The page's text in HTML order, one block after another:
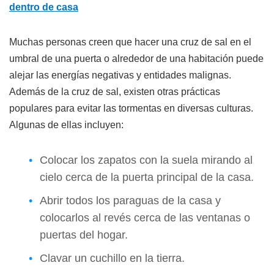
dentro de casa
Muchas personas creen que hacer una cruz de sal en el
umbral de una puerta o alrededor de una habitación puede
alejar las energías negativas y entidades malignas.
Además de la cruz de sal, existen otras prácticas
populares para evitar las tormentas en diversas culturas.
Algunas de ellas incluyen:
Colocar los zapatos con la suela mirando al
cielo cerca de la puerta principal de la casa.
Abrir todos los paraguas de la casa y
colocarlos al revés cerca de las ventanas o
puertas del hogar.
Clavar un cuchillo en la tierra.